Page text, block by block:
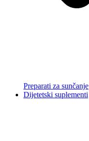
Preparati za sunčanje
Dijetetski suplementi